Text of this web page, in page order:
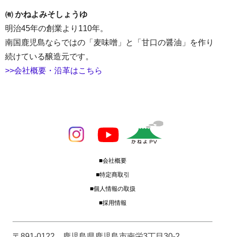
㈲ かねよみそしょうゆ
明治45年の創業より110年。
南国鹿児島ならではの「麦味噌」と「甘口の醤油」を作り
続けている醸造元です。
>>会社概要・沿革はこちら
■会社概要
■特定商取引
■個人情報の取扱
■採用情報